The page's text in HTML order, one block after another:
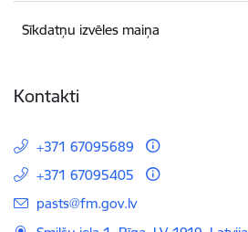
Sīkdatņu izvēles maiņa
Kontakti
+371 67095689
+371 67095405
E-pasts:
pasts@fm.gov.lv